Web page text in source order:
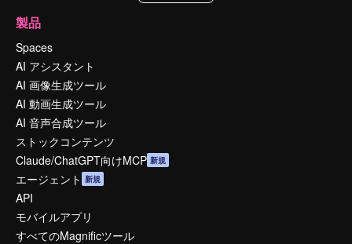
製品
Spaces
AI アシスタント
AI 画像生成ツール
AI 動画生成ツール
AI 音声合成ツール
ストックコンテンツ
Claude/ChatGPT向けMCP 新規
エージェント 新規
API
モバイルアプリ
すべてのMagnificツール